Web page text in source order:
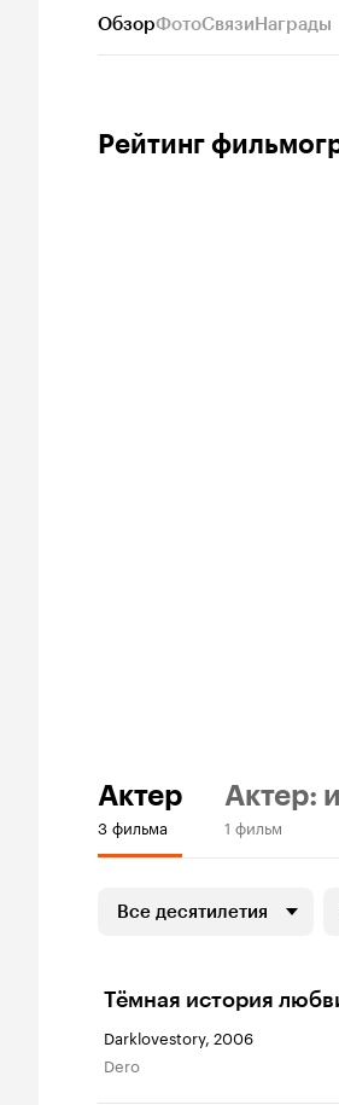
ОбзорФотоСвязиНаграды
Рейтинг
Актер
3 фильма
Актер:
1 фильм
Все десятилетия
Тёмная история
Darklovestory, 2006
Dero